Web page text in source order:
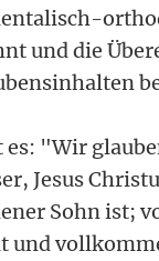
und die
"Wir
Jesus
Sohn ist;
und